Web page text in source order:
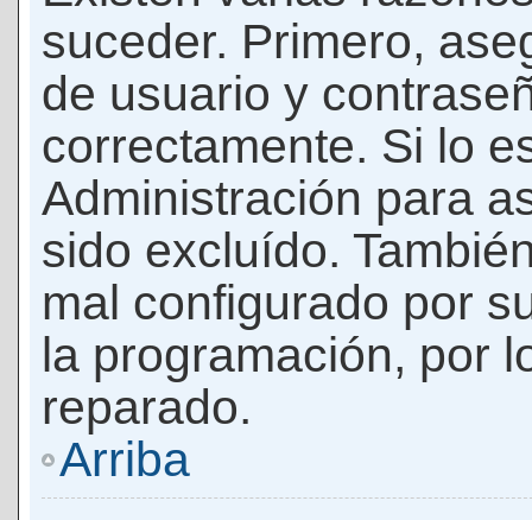
suceder. Primero,
de usuario y
correctamente. Si lo
Administración para
sido excluído.
mal configurado por
la programación, por
reparado.
Arriba